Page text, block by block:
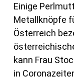
Einige
Metallknöpfe
Österreich
kann Frau
in